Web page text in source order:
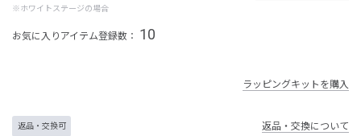
※ホワイトステージの場合
お気に入りアイテム登録数： 10
ラッピングキットを購入
返品・交換可 返品・交換について